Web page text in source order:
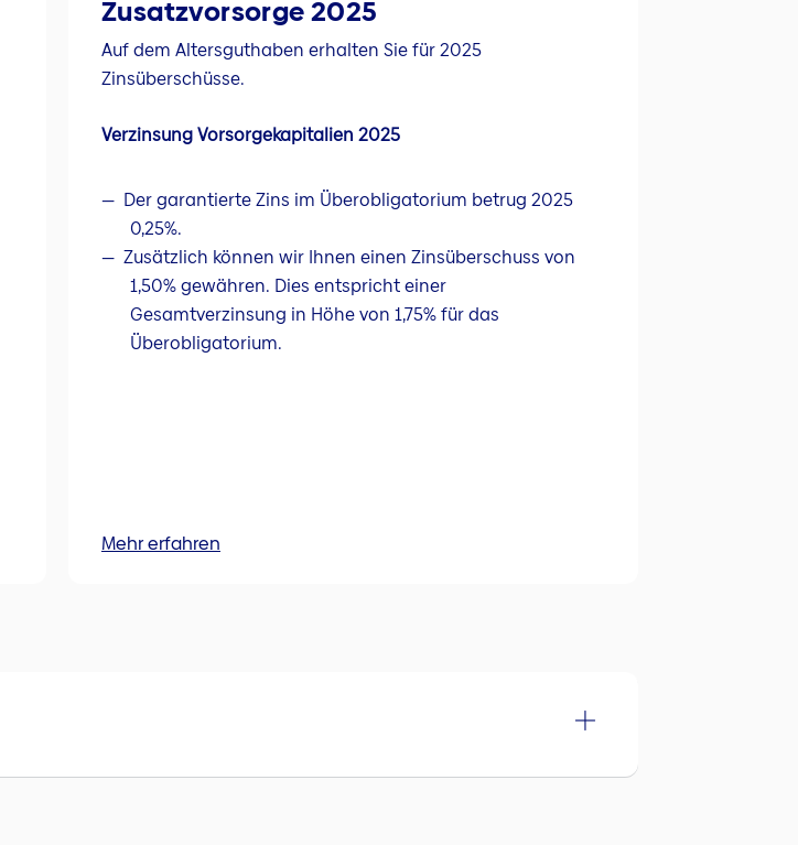
Zusatzvorsorge 2025
Auf dem Altersguthaben erhalten Sie für 2025
Zinsüberschüsse.
Verzinsung Vorsorgekapitalien 2025
Der garantierte Zins im Überobligatorium betrug 2025
0,25%.
Zusätzlich können wir Ihnen einen Zinsüberschuss von
1,50% gewähren. Dies entspricht einer
Gesamtverzinsung in Höhe von 1,75% für das
Überobligatorium.
Mehr erfahren